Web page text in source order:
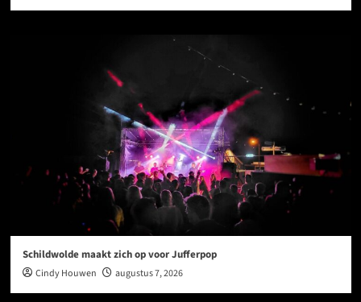
Schildwolde maakt zich op voor Jufferpop
Cindy Houwen augustus 7, 2026